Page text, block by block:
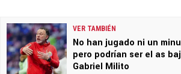
VER TAMBIÉN
No han jugado ni un
pero podrían ser el as
Gabriel Milito